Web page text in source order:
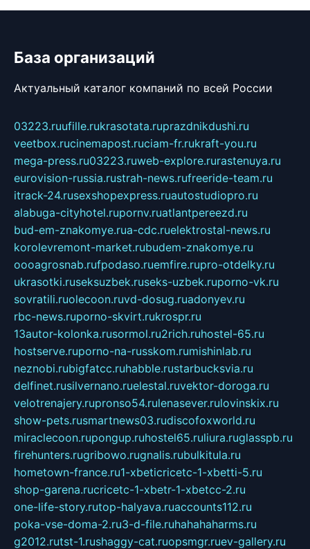
База организаций
Актуальный каталог компаний по всей России
03223.ruufille.rukrasotata.ruprazdnikdushi.ru
veetbox.rucinemapost.ruciam-fr.rukraft-you.ru
mega-press.ru03223.ruweb-explore.rurastenuya.ru
eurovision-russia.rustrah-news.rufreeride-team.ru
itrack-24.rusexshopexpress.ruautostudiopro.ru
alabuga-cityhotel.rupornv.ruatlantpereezd.ru
bud-em-znakomye.rua-cdc.ruelektrostal-news.ru
korolevremont-market.rubudem-znakomye.ru
oooagrosnab.rufpodaso.ruemfire.rupro-otdelky.ru
ukrasotki.ruseksuzbek.ruseks-uzbek.ruporno-vk.ru
sovratili.ruolecoon.ruvd-dosug.ruadonyev.ru
rbc-news.ruporno-skvirt.rukrospr.ru
13autor-kolonka.rusormol.ru2rich.ruhostel-65.ru
hostserve.ruporno-na-russkom.rumishinlab.ru
neznobi.rubigfatcc.ruhabble.rustarbucksvia.ru
delfinet.rusilvernano.ruelestal.ruvektor-doroga.ru
velotrenajery.rupronso54.rulenasever.rulovinskix.ru
show-pets.rusmartnews03.rudiscofoxworld.ru
miraclecoon.rupongup.ruhostel65.ruliura.ruglasspb.ru
firehunters.rugribowo.rugnalis.rubulkitula.ru
hometown-france.ru1-xbeticricetc-1-xbetti-5.ru
shop-garena.rucricetc-1-xbetr-1-xbetcc-2.ru
one-life-story.rutop-halyava.ruaccounts112.ru
poka-vse-doma-2.ru3-d-file.ruhahahaharms.ru
g2012.rutst-1.rushaggy-cat.ruopsmgr.ruev-gallery.ru